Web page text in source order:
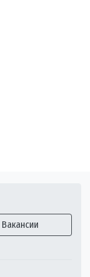
Вакансии